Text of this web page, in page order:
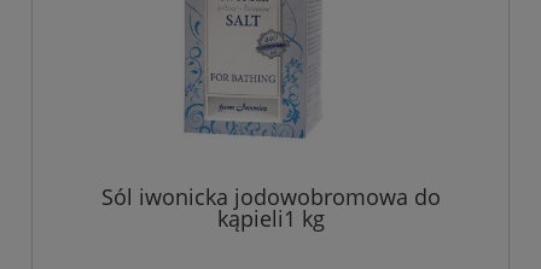
Sól iwonicka jodowobromowa do
kąpieli1 kg